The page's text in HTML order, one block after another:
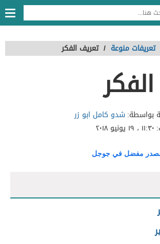
تعريفات منوعة / تعريف الفكر
بواسطة:شدو كامل ابو زر
١١:٣٠ ، ١٩ يونيو ٢٠١٨
مفضل في جوجل